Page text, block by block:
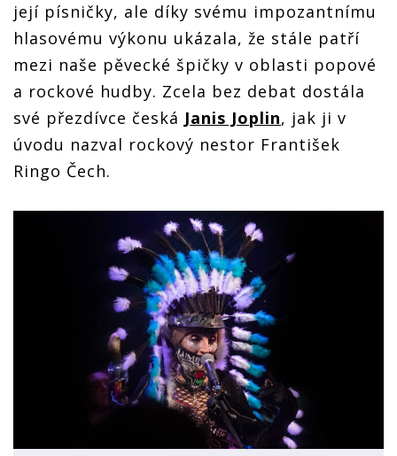
její písničky, ale díky svému impozantnímu
hlasovému výkonu ukázala, že stále patří
mezi naše pěvecké špičky v oblasti popové
a rockové hudby. Zcela bez debat dostála
své přezdívce česká Janis Joplin, jak ji v
úvodu nazval rockový nestor František
Ringo Čech.